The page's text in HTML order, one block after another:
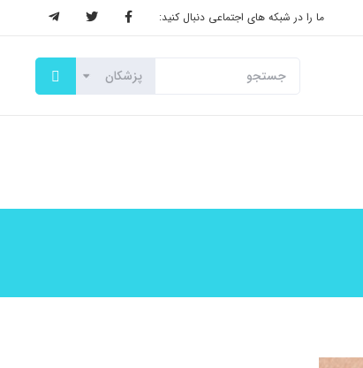
ما را در شبکه های اجتماعی دنبال کنید: